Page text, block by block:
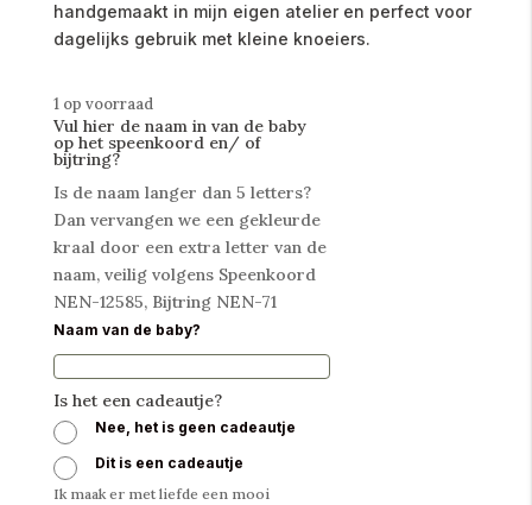
handgemaakt in mijn eigen atelier en perfect voor
dagelijks gebruik met kleine knoeiers.
1 op voorraad
Vul hier de naam in van de baby
op het speenkoord en/ of
bijtring?
Is de naam langer dan 5 letters?
Dan vervangen we een gekleurde
kraal door een extra letter van de
naam, veilig volgens Speenkoord
NEN-12585, Bijtring NEN-71
Naam van de baby?
Is het een cadeautje?
Nee, het is geen cadeautje
Dit is een cadeautje
Ik maak er met liefde een mooi